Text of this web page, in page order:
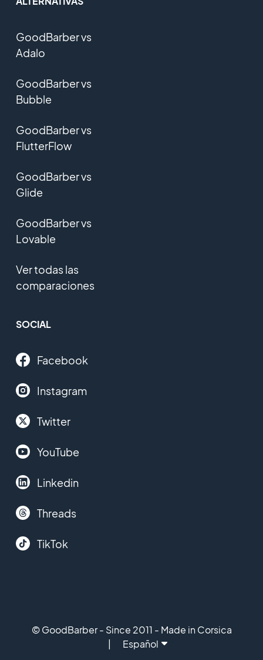
GoodBarber vs
Adalo
GoodBarber vs
Bubble
GoodBarber vs
FlutterFlow
GoodBarber vs
Glide
GoodBarber vs
Lovable
Ver todas las
comparaciones
SOCIAL
Facebook
Instagram
Twitter
YouTube
Linkedin
Threads
TikTok
© GoodBarber - Since 2011 - Made in Corsica
Español